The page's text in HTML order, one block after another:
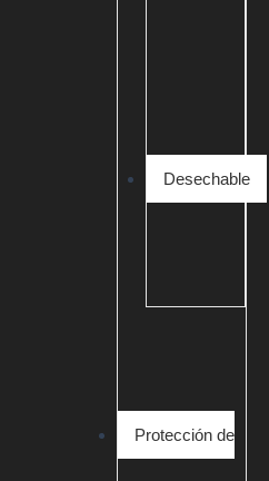
Desechable
Protección de